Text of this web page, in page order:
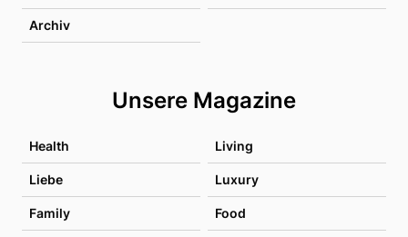
Archiv
Unsere Magazine
Health Living
Liebe Luxury
Family Food